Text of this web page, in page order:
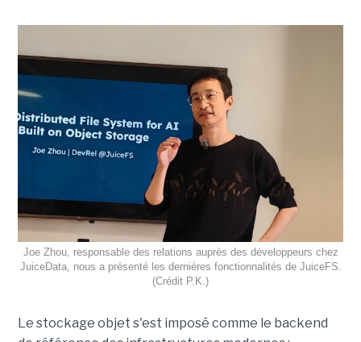
Joe Zhou, responsable des relations auprès des développeurs chez
JuiceData, nous a présenté les dernières fonctionnalités de JuiceFS.
(Crédit P.K.)
Le stockage objet s'est imposé comme le backend